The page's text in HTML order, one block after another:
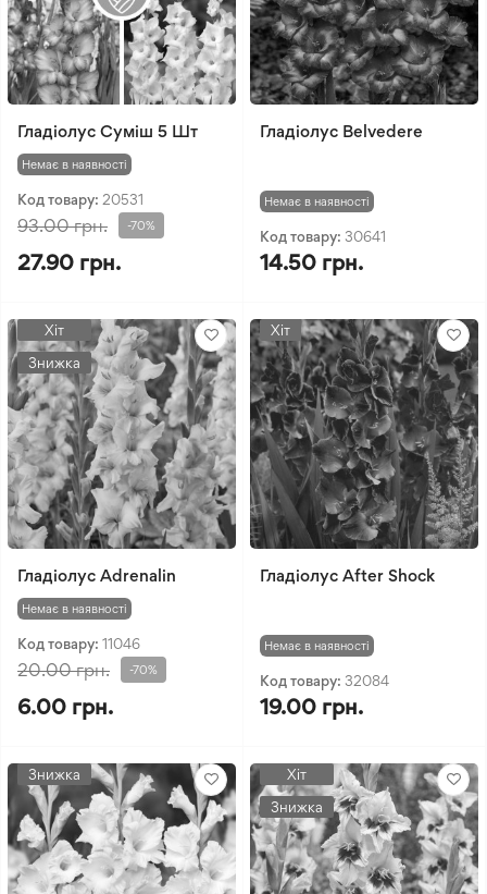
Гладіолус Суміш 5 Шт
Немає в наявності
Код товару: 20531
93.00 грн. -70%
27.90 грн.
Гладіолуc Belvedere
Немає в наявності
Код товару: 30641
14.50 грн.
Хіт
Знижка
Гладіолус Adrenalin
Немає в наявності
Код товару: 11046
20.00 грн. -70%
6.00 грн.
Хіт
Гладіолус After Shock
Немає в наявності
Код товару: 32084
19.00 грн.
Знижка
Хіт
Знижка